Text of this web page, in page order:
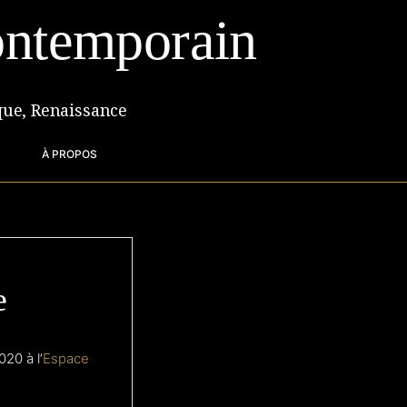
Renaissance
À PROPOS
à l’Espace